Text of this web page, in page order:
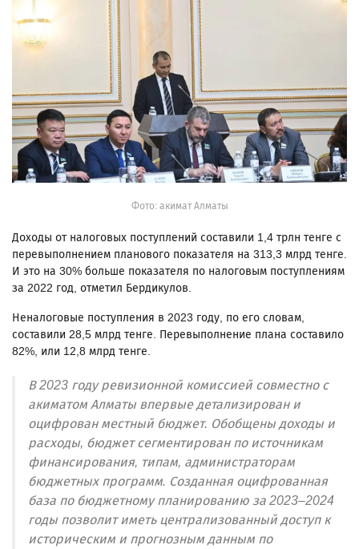
Фото: акимат Алматы
Доходы от налоговых поступлений составили 1,4 трлн тенге с
перевыполнением планового показателя на 313,3 млрд тенге.
И это на 30% больше показателя по налоговым поступлениям
за 2022 год, отметил Бердикулов.
Неналоговые поступления в 2023 году, по его словам,
составили 28,5 млрд тенге. Перевыполнение плана составило
82%, или 12,8 млрд тенге.
В 2023 году ревизионной комиссией совместно с
акиматом Алматы впервые детализирован и
оцифрован местный бюджет. Обобщены доходы и
расходы, бюджет сегментирован по источникам
финансирования, типам, администраторам
бюджетных программ. Созданная оцифрованная
база по бюджетному планированию за 2023–2024
годы позволит иметь централизованный доступ к
историческим и прогнозным данным по